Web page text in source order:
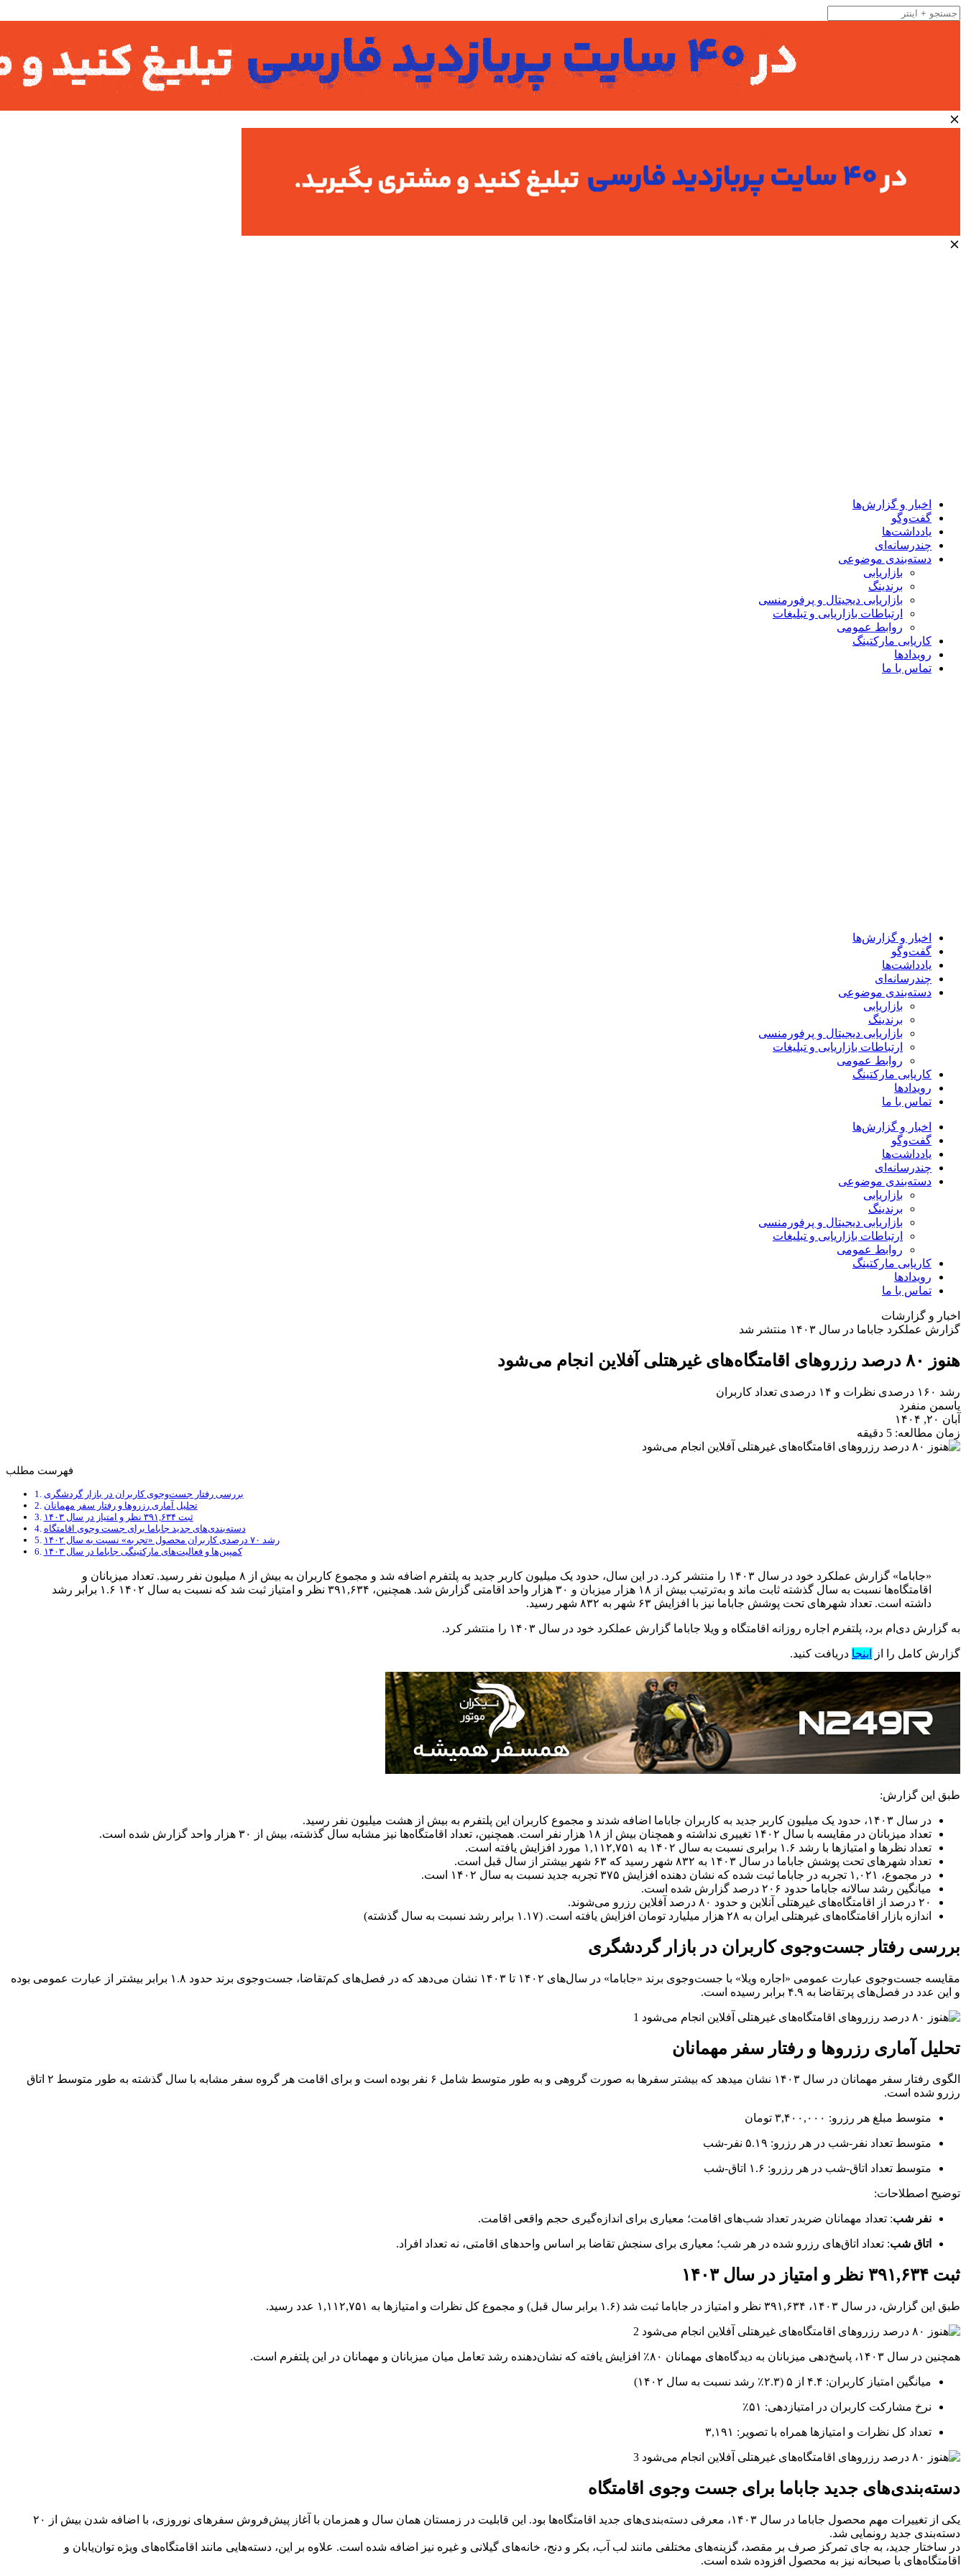
اخبار و گزارش‌ها
گفت‌وگو
یادداشت‌ها
چندرسانه‌ای
دسته‌بندی موضوعی
بازاریابی
برندینگ
بازاریابی دیجیتال و پرفورمنسی
ارتباطات بازاریابی و تبلیغات
روابط عمومی
کاریابی مارکتینگ
رویدادها
تماس با ما
اخبار و گزارش‌ها
گفت‌وگو
یادداشت‌ها
چندرسانه‌ای
دسته‌بندی موضوعی
بازاریابی
برندینگ
بازاریابی دیجیتال و پرفورمنسی
ارتباطات بازاریابی و تبلیغات
روابط عمومی
کاریابی مارکتینگ
رویدادها
تماس با ما
اخبار و گزارش‌ها
گفت‌وگو
یادداشت‌ها
چندرسانه‌ای
دسته‌بندی موضوعی
بازاریابی
برندینگ
بازاریابی دیجیتال و پرفورمنسی
ارتباطات بازاریابی و تبلیغات
روابط عمومی
کاریابی مارکتینگ
رویدادها
تماس با ما
اخبار و گزارشات
گزارش عملکرد جاباما در سال ۱۴۰۳ منتشر شد
هنوز ۸۰ درصد رزروهای اقامتگاه‌های غیرهتلی آفلاین انجام می‌شود
رشد ۱۶۰ درصدی نظرات و ۱۴ درصدی تعداد کاربران
یاسمن منفرد
آبان ۲۰, ۱۴۰۴
زمان مطالعه: 5 دقیقه
فهرست مطلب
بررسی رفتار جست‌وجوی کاربران در بازار گردشگری
تحلیل آماری رزروها و رفتار سفر مهمانان
ثبت ۳۹۱,۶۳۴ نظر و امتیاز در سال ۱۴۰۳
دسته‌بندی‌های جدید جاباما برای جست وجوی اقامتگاه
رشد ۷۰ درصدی کاربران محصول «تجربه» نسبت به سال ۱۴۰۲
کمپین‌ها و فعالیت‌های مارکتینگی جاباما در سال ۱۴۰۳
«جاباما» گزارش عملکرد خود در سال ۱۴۰۳ را منتشر کرد. در این سال، حدود یک میلیون کاربر جدید به پلتفرم اضافه شد و مجموع کاربران به بیش از ۸ میلیون نفر رسید. تعداد میزبانان و
اقامتگاه‌ها نسبت به سال گذشته ثابت ماند و به‌ترتیب بیش از ۱۸ هزار میزبان و ۳۰ هزار واحد اقامتی گزارش شد. همچنین، ۳۹۱,۶۳۴ نظر و امتیاز ثبت شد که نسبت به سال ۱۴۰۲ ۱.۶ برابر رشد
داشته است. تعداد شهرهای تحت پوشش جاباما نیز با افزایش ۶۳ شهر به ۸۳۲ شهر رسید.
به گزارش دی‌ام برد، پلتفرم اجاره روزانه اقامتگاه و ویلا جاباما گزارش عملکرد خود در سال ۱۴۰۳ را منتشر کرد.
گزارش کامل را از اینجا دریافت کنید.
طبق این گزارش:
در سال ۱۴۰۳، حدود یک میلیون کاربر جدید به کاربران جاباما اضافه شدند و مجموع کاربران این پلتفرم به بیش از هشت میلیون نفر رسید.
تعداد میزبانان در مقایسه با سال ۱۴۰۲ تغییری نداشته و همچنان بیش از ۱۸ هزار نفر است. همچنین، تعداد اقامتگاه‌ها نیز مشابه سال گذشته، بیش از ۳۰ هزار واحد گزارش شده است.
تعداد نظرها و امتیازها با رشد ۱.۶ برابری نسبت به سال ۱۴۰۲ به ۱,۱۱۲,۷۵۱ مورد افزایش یافته است.
تعداد شهرهای تحت پوشش جاباما در سال ۱۴۰۳ به ۸۳۲ شهر رسید که ۶۳ شهر بیشتر از سال قبل است.
در مجموع، ۱,۰۲۱ تجربه در جاباما ثبت شده که نشان دهنده افزایش ۳۷۵ تجربه جدید نسبت به سال ۱۴۰۲ است.
میانگین رشد سالانه جاباما حدود ۲۰۶ درصد گزارش شده است.
۲۰ درصد از اقامتگاه‌های غیرهتلی آنلاین و حدود ۸۰ درصد آفلاین رزرو می‌شوند.
اندازه بازار اقامتگاه‌های غیرهتلی ایران به ۲۸ هزار میلیارد تومان افزایش یافته است. (۱.۱۷ برابر رشد نسبت به سال گذشته)
بررسی رفتار جست‌وجوی کاربران در بازار گردشگری
مقایسه جست‌وجوی عبارت عمومی «اجاره ویلا» با جست‌وجوی برند «جاباما» در سال‌های ۱۴۰۲ تا ۱۴۰۳ نشان می‌دهد که در فصل‌های کم‌تقاضا، جست‌وجوی برند حدود ۱.۸ برابر بیشتر از عبارت عمومی بوده
و این عدد در فصل‌های پرتقاضا به ۴.۹ برابر رسیده است.
تحلیل آماری رزروها و رفتار سفر مهمانان
الگوی رفتار سفر مهمانان در سال ۱۴۰۳ نشان میدهد که بیشتر سفرها به صورت گروهی و به طور متوسط شامل ۶ نفر بوده است و برای اقامت هر گروه سفر مشابه با سال گذشته به طور متوسط ۲ اتاق
رزرو شده است.
متوسط مبلغ هر رزرو: ۳,۴۰۰,۰۰۰ تومان
متوسط تعداد نفر-شب در هر رزرو: ۵.۱۹ نفر-شب
متوسط تعداد اتاق-شب در هر رزرو: ۱.۶ اتاق-شب
توضیح اصطلاحات:
نفر شب: تعداد مهمانان ضربدر تعداد شب‌های اقامت؛ معیاری برای اندازه‌گیری حجم واقعی اقامت.
اتاق شب: تعداد اتاق‌های رزرو شده در هر شب؛ معیاری برای سنجش تقاضا بر اساس واحدهای اقامتی، نه تعداد افراد.
ثبت ۳۹۱,۶۳۴ نظر و امتیاز در سال ۱۴۰۳
طبق این گزارش، در سال ۱۴۰۳، ۳۹۱,۶۳۴ نظر و امتیاز در جاباما ثبت شد (۱.۶ برابر سال قبل) و مجموع کل نظرات و امتیازها به ۱,۱۱۲,۷۵۱ عدد رسید.
همچنین در سال ۱۴۰۳، پاسخ‌دهی میزبانان به دیدگاه‌های مهمانان ۸۰٪ افزایش یافته که نشان‌دهنده رشد تعامل میان میزبانان و مهمانان در این پلتفرم است.
میانگین امتیاز کاربران: ۴.۴ از ۵ (۲.۳٪ رشد نسبت به سال ۱۴۰۲)
نرخ مشارکت کاربران در امتیازدهی: ۵۱٪
تعداد کل نظرات و امتیازها همراه با تصویر: ۳,۱۹۱
دسته‌بندی‌های جدید جاباما برای جست وجوی اقامتگاه
یکی از تغییرات مهم محصول جاباما در سال ۱۴۰۳، معرفی دسته‌بندی‌های جدید اقامتگاه‌ها بود. این قابلیت در زمستان همان سال و همزمان با آغاز پیش‌فروش سفرهای نوروزی، با اضافه شدن بیش از ۲۰
دسته‌بندی جدید رونمایی شد.
در ساختار جدید، به جای تمرکز صرف بر مقصد، گزینه‌های مختلفی مانند لب آب، بکر و دنج، خانه‌های گیلانی و غیره نیز اضافه شده است. علاوه بر این، دسته‌هایی مانند اقامتگاه‌های ویژه توان‌یابان و
اقامتگاه‌های با صبحانه نیز به محصول افزوده شده است.